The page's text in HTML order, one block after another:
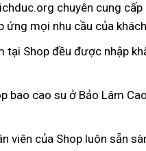
chuyên cung
ứng mọi nhu cầu của
tại Shop đều được nhập
bao cao su ở Bảo Lâm
viên của Shop luôn sẵn